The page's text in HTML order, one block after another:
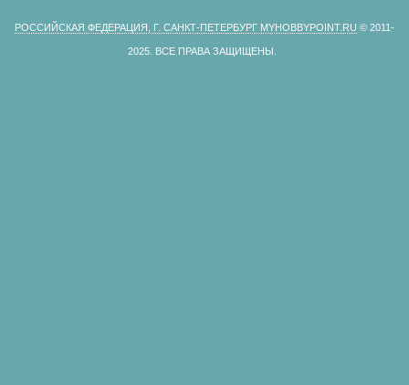
РОССИЙСКАЯ ФЕДЕРАЦИЯ, Г. САНКТ-ПЕТЕРБУРГ MYHOBBYPOINT.RU © 2011-
2025. ВСЕ ПРАВА ЗАЩИЩЕНЫ.